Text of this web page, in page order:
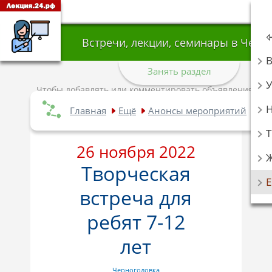
Главная Ещё Анонсы мероприятий
Встречи, лекции, семинары в
Занять раздел
Чтобы добавлять или комментировать объявления,
авторизуйтесь
26 ноября 2022
Творческая
встреча для
ребят 7-12
лет
Черноголовка